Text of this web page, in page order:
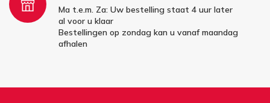
Ma t.e.m. Za: Uw bestelling staat 4 uur later
al voor u klaar
Bestellingen op zondag kan u vanaf maandag
afhalen